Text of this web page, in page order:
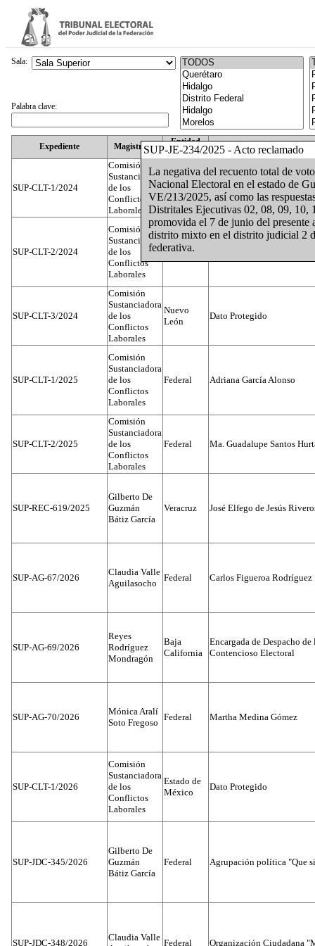
SUP-JE-234/2025 - Acto reclamado
La negativa del recuento total de
Nacional Electoral en el estado de
VE/213/2025, así como las
Distritales Ejecutivas 02, 08, 09, 10,
promovida el 7 de junio del presente
distrito mixto en el distrito judicial 2
federativa.
Expediente Magistrado
Entidad
Federativa
SUP-CLT-1/2024
Comisión
Sustanciadora
de los
Conflictos
Laborales
Federal Juan José Serrato Velasco
SUP-CLT-2/2024
Comisión
Sustanciadora
de los
Conflictos
Laborales
Federal
SUP-CLT-3/2024
Comisión
Sustanciadora
de los
Conflictos
Laborales
Nuevo
León
Dato Protegido
SUP-CLT-1/2025
Comisión
Sustanciadora
de los
Conflictos
Laborales
Federal Adriana García Alonso
SUP-CLT-2/2025
Comisión
Sustanciadora
de los
Conflictos
Laborales
Federal Ma. Guadalupe Santos
SUP-REC-619/2025
Gilberto De
Guzmán
Bátiz García
Veracruz José Elfego de Jesús
SUP-AG-67/2026
Claudia Valle
Aguilasocho
Federal Carlos Figueroa Rodríguez
SUP-AG-69/2026
Reyes
Rodríguez
Mondragón
Baja
California
Encargada de Despacho
Contencioso Electoral
SUP-AG-70/2026
Mónica Aralí
Soto Fregoso
Federal Martha Medina Gómez
SUP-CLT-1/2026
Comisión
Sustanciadora
de los
Conflictos
Laborales
Estado de
México
Dato Protegido
SUP-JDC-345/2026
Gilberto De
Guzmán
Bátiz García
Federal Agrupación política "Que
SUP-JDC-348/2026
Claudia Valle
Federal Organización Ciudadana
Sala:
Palabra clave: